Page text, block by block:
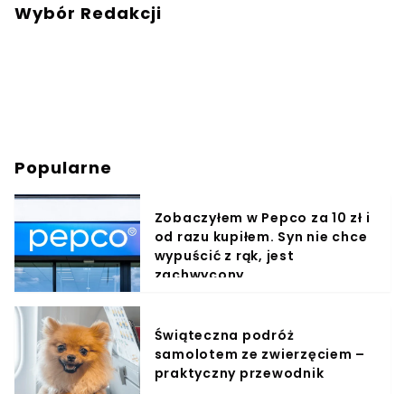
Wybór Redakcji
Popularne
Zobaczyłem w Pepco za 10 zł i
od razu kupiłem. Syn nie chce
wypuścić z rąk, jest
zachwycony
Świąteczna podróż
samolotem ze zwierzęciem –
praktyczny przewodnik